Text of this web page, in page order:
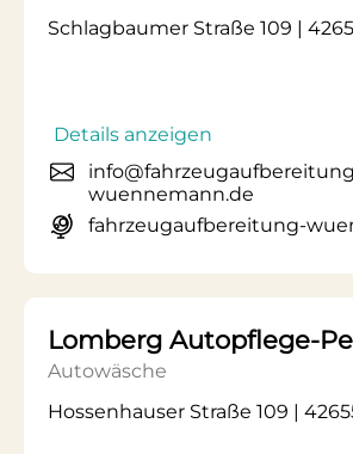
Schlagbaumer Straße 109 |
Details anzeigen
wuennemann.de
fahrzeugaufbereitung-
Lomberg Autopflege-
Autowäsche
Hossenhauser Straße 109 |